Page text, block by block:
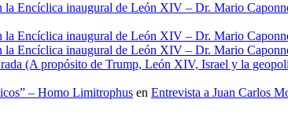
la Encíclica inaugural de León XIV – Dr. Mario
la Encíclica inaugural de León XIV – Dr. Mario
la Encíclica inaugural de León XIV – Dr. Mario
(A propósito de Trump, León XIV, Israel y la
– Homo Limitrophus en Entrevista a Juan Carlos